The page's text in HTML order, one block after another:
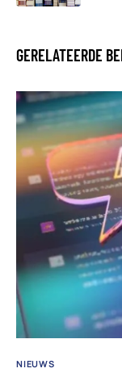
GERELATEERDE
NIEUWS